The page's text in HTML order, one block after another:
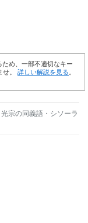
め、一部不適切なキー
せ。 詳しい解説を見る
光宗の同義語・シソーラ